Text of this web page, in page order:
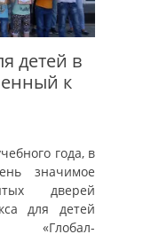
детей в
к
года, в
значимое
дверей
для детей
«Глобал-